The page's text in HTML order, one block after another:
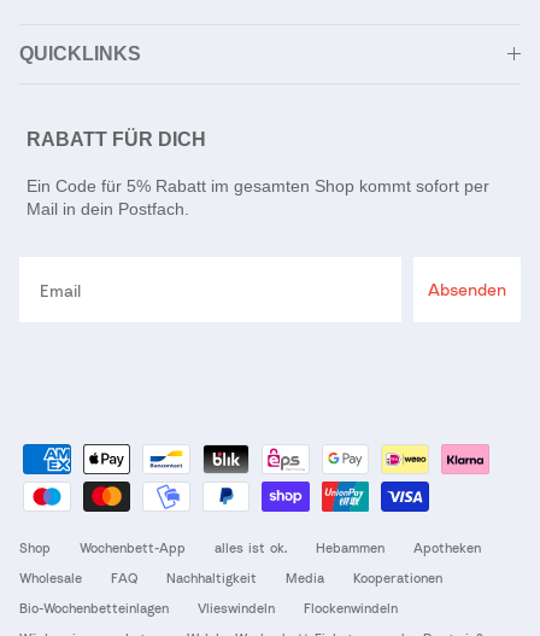
QUICKLINKS
RABATT FÜR DICH
Ein Code für 5% Rabatt im gesamten Shop kommt sofort per
Mail in dein Postfach.
Absenden
Shop Wochenbett-App alles ist ok. Hebammen
Apotheken
Wholesale
FAQ Nachhaltigkeit Media
Kooperationen
Bio-Wochenbetteinlagen
Vlieswindeln
Flockenwindeln